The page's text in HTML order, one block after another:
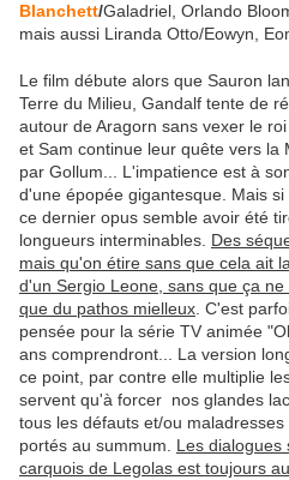
Blanchett/Galadriel, Orlando
mais aussi Liranda Otto/Eowyn,
Le film débute alors que Sauron
Terre du Milieu, Gandalf tente de
autour de Aragorn sans vexer le
et Sam continue leur quête vers la
par Gollum... L'impatience est à
d'une épopée gigantesque. Mais
ce dernier opus semble avoir été
longueurs interminables. Des
mais qu'on étire sans que cela ait
d'un Sergio Leone, sans que ça
que du pathos mielleux . C'est
pensée pour la série TV animée
ans comprendront... La version
ce point, par contre elle multiplie
servent qu'à forcer nos glandes
tous les défauts et/ou
portés au summum. Les dialogues
carquois de Legolas est toujours